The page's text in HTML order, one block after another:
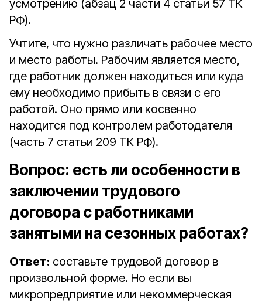
усмотрению (абзац 2 части 4 статьи 57 ТК
РФ).
Учтите, что нужно различать рабочее место
и место работы. Рабочим является место,
где работник должен находиться или куда
ему необходимо прибыть в связи с его
работой. Оно прямо или косвенно
находится под контролем работодателя
(часть 7 статьи 209 ТК РФ).
Вопрос: есть ли особенности в
заключении трудового
договора с работниками
занятыми на сезонных работах?
Ответ: составьте трудовой договор в
произвольной форме. Но если вы
микропредприятие или некоммерческая